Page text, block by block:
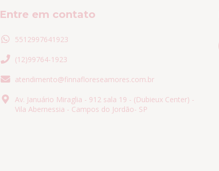
Entre em contato
5512997641923
(12)99764-1923
atendimento@finnafloreseamores.com.br
Av. Januário Miraglia - 912 sala 19 - (Dubieux Center) -
Vila Abernessia - Campos do Jordão- SP